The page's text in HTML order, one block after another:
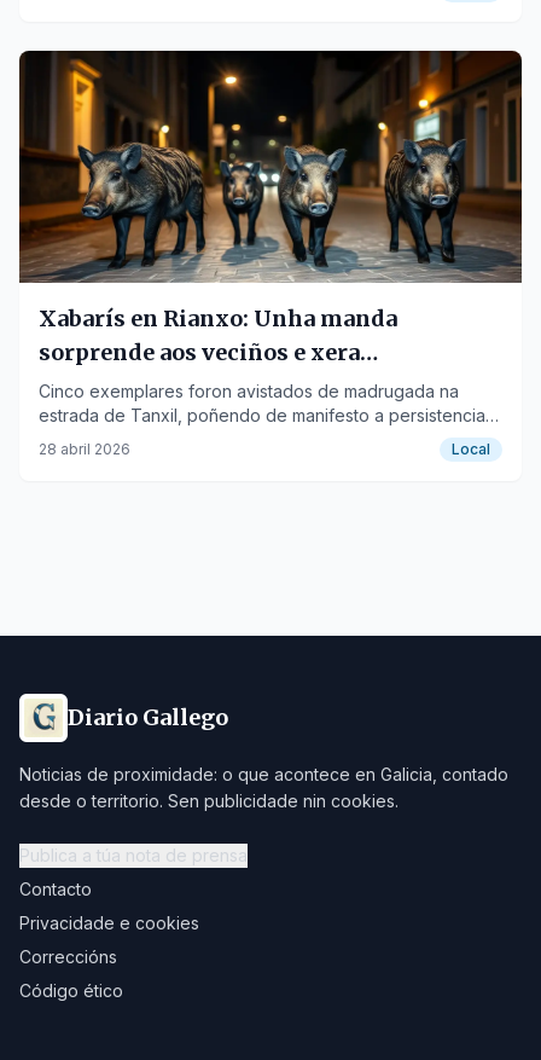
Xabarís en Rianxo: Unha manda
sorprende aos veciños e xera
preocupación pola seguridade
Cinco exemplares foron avistados de madrugada na
estrada de Tanxil, poñendo de manifesto a persistencia
do problema na comarca.
28 abril 2026 Local
Diario Gallego
Noticias de proximidade: o que acontece en Galicia, contado
desde o territorio. Sen publicidade nin cookies.
Publica a túa nota de prensa
Contacto
Privacidade e cookies
Correccións
Código ético